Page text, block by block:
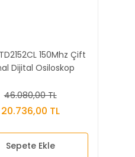
150Mhz Çift
Dijital Osiloskop
46.080,00 TL
20.736,00 TL
Sepete Ekle